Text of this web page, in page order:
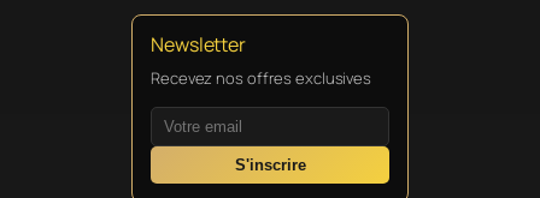
Newsletter
Recevez nos offres exclusives
S'inscrire